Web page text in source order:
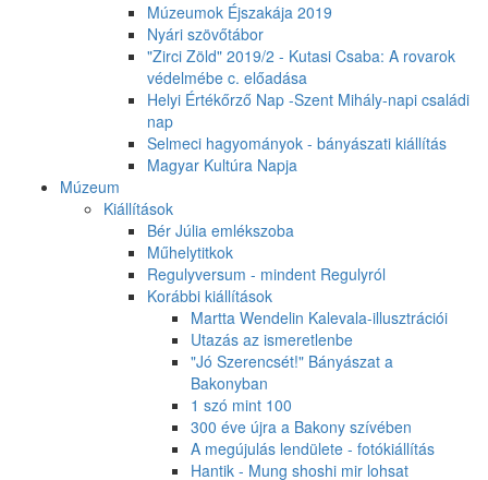
Múzeumok Éjszakája 2019
Nyári szövőtábor
"Zirci Zöld" 2019/2 - Kutasi Csaba: A rovarok
védelmébe c. előadása
Helyi Értékőrző Nap -Szent Mihály-napi családi
nap
Selmeci hagyományok - bányászati kiállítás
Magyar Kultúra Napja
Múzeum
Kiállítások
Bér Júlia emlékszoba
Műhelytitkok
Regulyversum - mindent Regulyról
Korábbi kiállítások
Martta Wendelin Kalevala-illusztrációi
Utazás az ismeretlenbe
"Jó Szerencsét!" Bányászat a
Bakonyban
1 szó mint 100
300 éve újra a Bakony szívében
A megújulás lendülete - fotókiállítás
Hantik - Mung shoshi mir lohsat